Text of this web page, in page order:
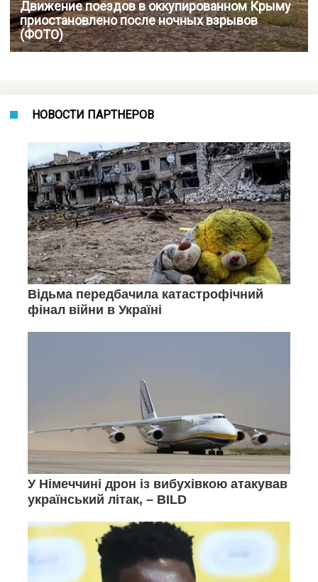
Движение поездов в оккупированном Крыму
приостановлено после ночных взрывов
(ФОТО)
НОВОСТИ ПАРТНЕРОВ